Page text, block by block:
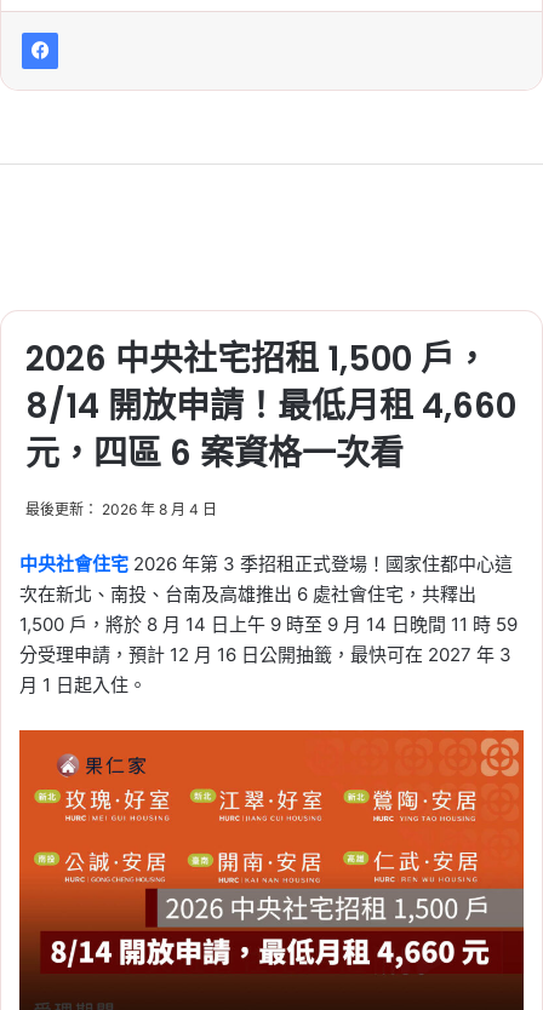
2026 中央社宅招租 1,500 戶，
8/14 開放申請！最低月租 4,660
元，四區 6 案資格一次看
最後更新： 2026 年 8 月 4 日
中央社會住宅 2026 年第 3 季招租正式登場！國家住都中心這
次在新北、南投、台南及高雄推出 6 處社會住宅，共釋出
1,500 戶，將於 8 月 14 日上午 9 時至 9 月 14 日晚間 11 時 59
分受理申請，預計 12 月 16 日公開抽籤，最快可在 2027 年 3
月 1 日起入住。